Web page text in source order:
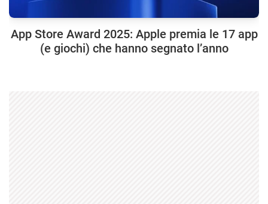
App Store Award 2025: Apple premia le 17 app
(e giochi) che hanno segnato l’anno